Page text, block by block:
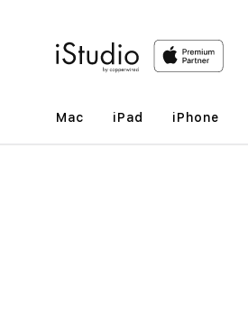
Mac iPad iPhone